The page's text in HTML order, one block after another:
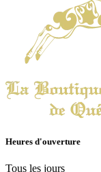
Heures d'ouverture
Tous les jours